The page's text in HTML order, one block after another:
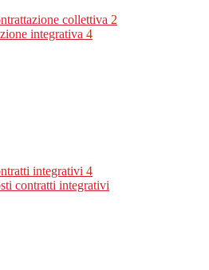
collettiva 2
integrativa 4
integrativi 4
contratti integrativi